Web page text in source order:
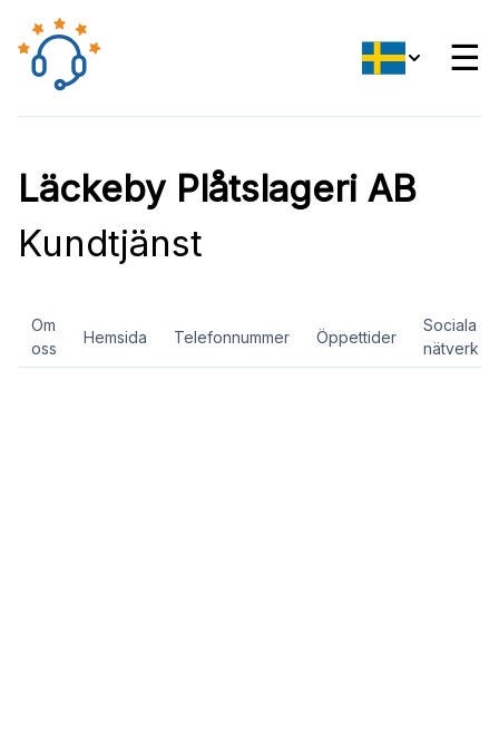
☰
Läckeby Plåtslageri AB
Kundtjänst
Om
oss
Hemsida Telefonnummer Öppettider
Sociala
nätverk